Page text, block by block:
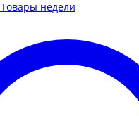
Товары недели